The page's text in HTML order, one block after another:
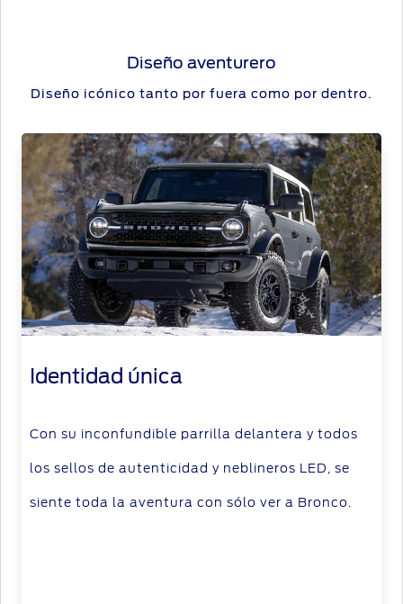
Diseño aventurero
Diseño icónico tanto por fuera como por dentro.
Identidad única
Con su inconfundible parrilla delantera y todos
los sellos de autenticidad y neblineros LED, se
siente toda la aventura con sólo ver a Bronco.